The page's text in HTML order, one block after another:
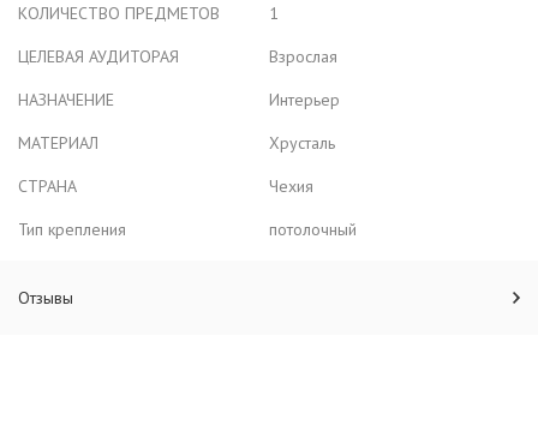
КОЛИЧЕСТВО ПРЕДМЕТОВ
1
ЦЕЛЕВАЯ АУДИТОРАЯ
Взрослая
НАЗНАЧЕНИЕ
Интерьер
МАТЕРИАЛ
Хрусталь
СТРАНА
Чехия
Тип крепления
потолочный
Отзывы